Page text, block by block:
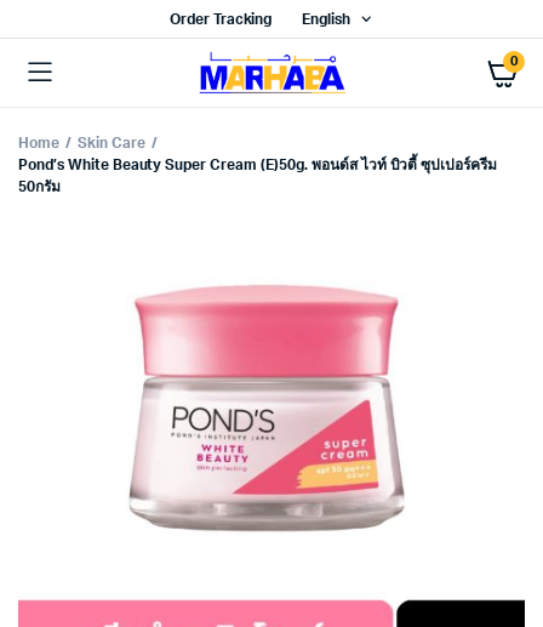
Order Tracking English
0
Home
Skin Care
Pond’s White Beauty Super Cream (E)50g. พอนด์ส ไวท์ บิวตี้ ซุปเปอร์ครีม
50กรัม